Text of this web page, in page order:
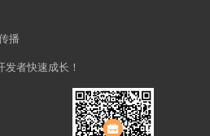
播
者快速成长！